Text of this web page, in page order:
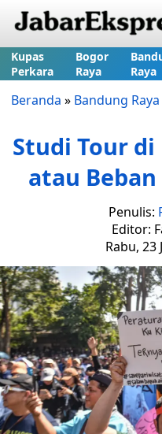
Kupas
Perkara
Bogor
Raya
Raya
Beranda » Bandung Raya
Studi Tour di
atau
Penulis:
Editor:
Rabu, 23